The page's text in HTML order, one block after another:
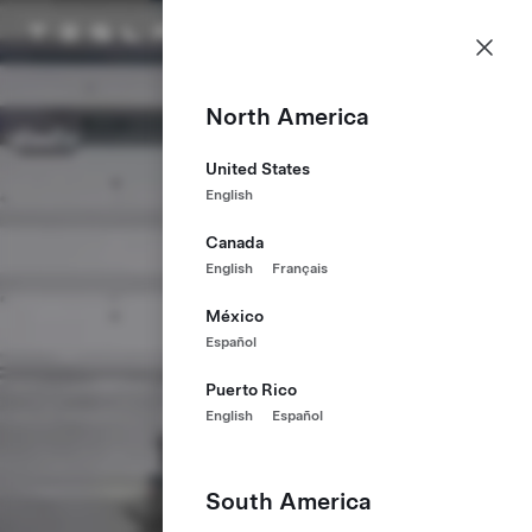
Tesla-Homepage
Skip to main content
North America
United States
English
Canada
English Français
México
Español
Puerto Rico
English Español
South America